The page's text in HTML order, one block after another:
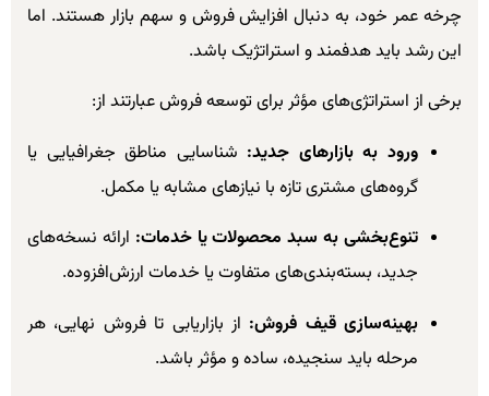
چرخه عمر خود، به دنبال افزایش فروش و سهم بازار هستند. اما
این رشد باید هدفمند و استراتژیک باشد.
برخی از استراتژی‌های مؤثر برای توسعه فروش عبارتند از:
ورود به بازارهای جدید: شناسایی مناطق جغرافیایی یا
گروه‌های مشتری تازه با نیازهای مشابه یا مکمل.
تنوع‌بخشی به سبد محصولات یا خدمات: ارائه نسخه‌های
جدید، بسته‌بندی‌های متفاوت یا خدمات ارزش‌افزوده.
بهینه‌سازی قیف فروش: از بازاریابی تا فروش نهایی، هر
مرحله باید سنجیده، ساده و مؤثر باشد.